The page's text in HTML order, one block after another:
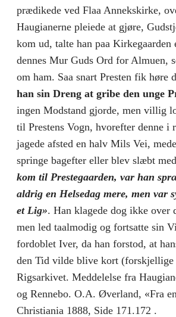
prædikede ved Flaa Annekskirke,
Haugianerne pleiede at gjøre,
kom ud, talte han paa Kirkegaarden
dennes Mur Guds Ord for Almuen,
om ham. Saa snart Presten fik høre
han sin Dreng at gribe den unge
ingen Modstand gjorde, men villig
til Prestens Vogn, hvorefter denne i
jagede afsted en halv Mils Vei,
springe bagefter eller blev slæbt
kom til Prestegaarden, var han
aldrig en Helsedag mere, men var
et Lig». Han klagede dog ikke over
men led taalmodig og fortsatte sin
fordoblet Iver, da han forstod, at
den Tid vilde blive kort (forskjellige
Rigsarkivet. Meddelelse fra
og Rennebo. O.A. Øverland, «Fra
Christiania 1888, Side 171.172 .